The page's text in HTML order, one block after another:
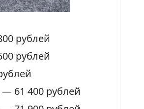
рублей
рублей
61 400 рублей